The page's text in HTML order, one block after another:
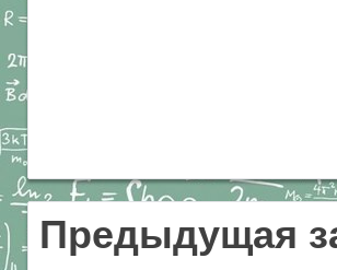
Предыдущая